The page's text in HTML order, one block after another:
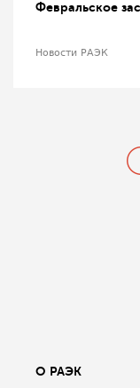
Февральское
Новости РАЭК
О РАЭК